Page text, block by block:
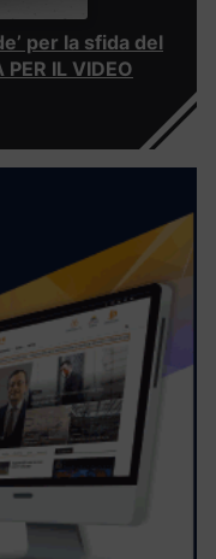
per la sfida del
IL VIDEO